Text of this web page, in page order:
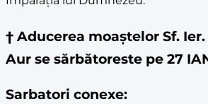
† Aducerea moaştelor Sf.
Aur se sărbătoreste pe 27
Sarbatori conexe: